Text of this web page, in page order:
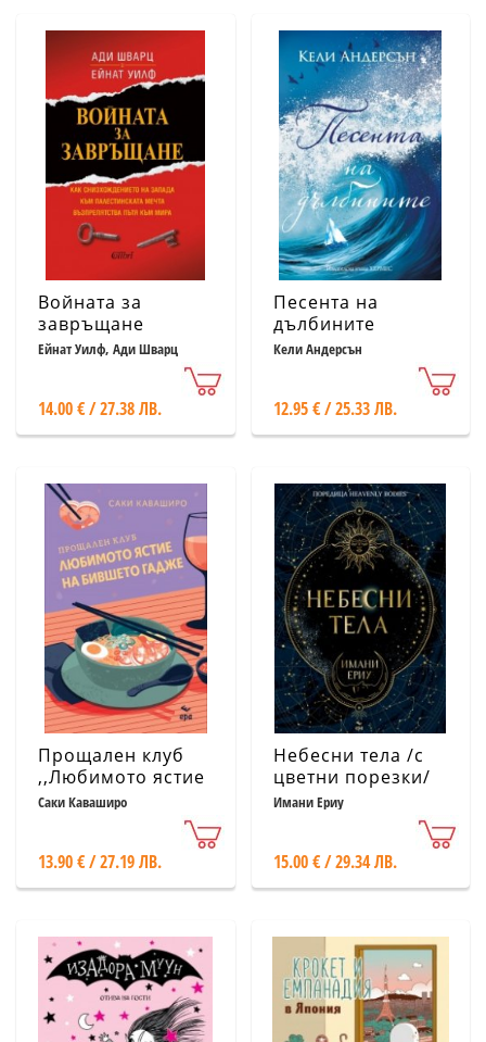
Войната за
завръщане
Ейнат Уилф, Ади Шварц
14.00 € / 27.38 ЛВ.
Песента на
дълбините
Кели Андерсън
12.95 € / 25.33 ЛВ.
Прощален клуб
,,Любимото ястие
на бившето
гадже” /с цветни
Саки Каваширо
13.90 € / 27.19 ЛВ.
Небесни тела /с
цветни порезки/
Имани Ериу
15.00 € / 29.34 ЛВ.